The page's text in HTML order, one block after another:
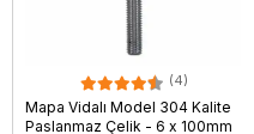
(4)
Mapa Vidalı Model 304 Kalite
Paslanmaz Çelik - 6 x 100mm